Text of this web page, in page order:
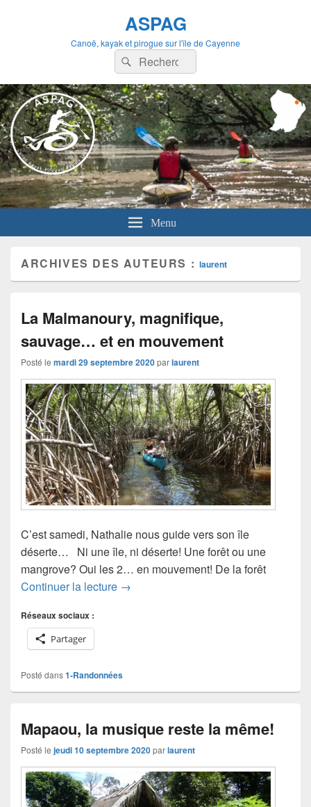
ASPAG
Canoë, kayak et pirogue sur l'île de Cayenne
Recherche :
Rechercher
Menu
ARCHIVES DES AUTEURS : laurent
La Malmanoury, magnifique,
sauvage… et en mouvement
Posté le mardi 29 septembre 2020parlaurent
C’est samedi, Nathalie nous guide vers son île
déserte… Ni une île, ni déserte! Une forêt ou une
mangrove? Oui les 2… en mouvement! De la forêt
Continuer la lecture La Malmanoury, magnifique,
→
Réseaux sociaux :
Partager
Posté dans1-Randonnées
Mapaou, la musique reste la même!
Posté le jeudi 10 septembre 2020parlaurent